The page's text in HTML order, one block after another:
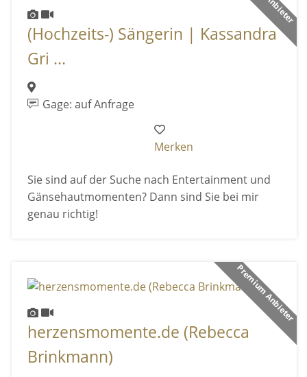
(Hochzeits-) Sängerin | Kassandra
Gri ...
Gage: auf Anfrage
Merken
Sie sind auf der Suche nach Entertainment und
Gänsehautmomenten? Dann sind Sie bei mir
genau richtig!
Premium Anbieter
herzensmomente.de (Rebecca
Brinkmann)